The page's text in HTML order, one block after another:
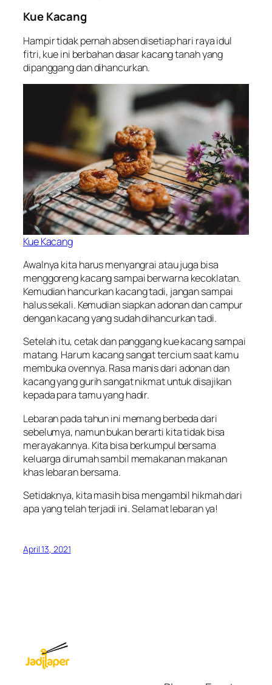
Kue Kacang
Hampir tidak pernah absen disetiap hari raya idul
fitri, kue ini berbahan dasar kacang tanah yang
dipanggang dan dihancurkan.
Kue Kacang
Awalnya kita harus menyangrai atau juga bisa
menggoreng kacang sampai berwarna kecoklatan.
Kemudian hancurkan kacang tadi, jangan sampai
halus sekali. Kemudian siapkan adonan dan campur
dengan kacang yang sudah dihancurkan tadi.
Setelah itu, cetak dan panggang kue kacang sampai
matang. Harum kacang sangat tercium saat kamu
membuka ovennya. Rasa manis dari adonan dan
kacang yang gurih sangat nikmat untuk disajikan
kepada para tamu yang hadir.
Lebaran pada tahun ini memang berbeda dari
sebelumya, namun bukan berarti kita tidak bisa
merayakannya. Kita bisa berkumpul bersama
keluarga dirumah sambil memakanan makanan
khas lebaran bersama.
Setidaknya, kita masih bisa mengambil hikmah dari
apa yang telah terjadi ini. Selamat lebaran ya!
April 13, 2021